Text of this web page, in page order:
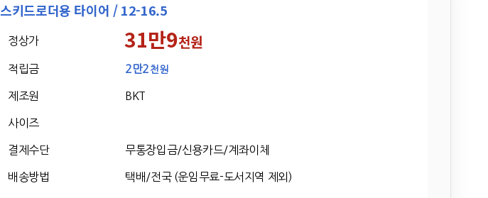
스키드로더용 타이어 / 12-16.5
정상가 31만9천원
적립금 2만2 천원
제조원 BKT
사이즈
결제수단 무통장입금/신용카드/계좌이체
배송방법 택배/전국 (운임무료-도서지역 제외)